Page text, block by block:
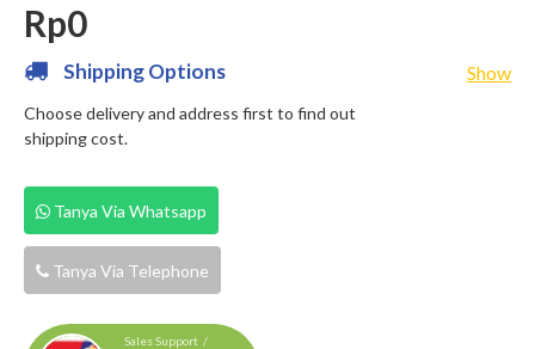
Rp0
Shipping Options
Choose delivery and address first to find out
shipping cost.
Show
Tanya Via Whatsapp
Tanya Via Telephone
Sales Support /